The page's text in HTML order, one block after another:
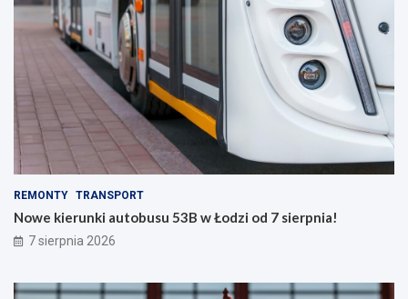
REMONTY TRANSPORT
Nowe kierunki autobusu 53B w Łodzi od 7 sierpnia!
7 sierpnia 2026